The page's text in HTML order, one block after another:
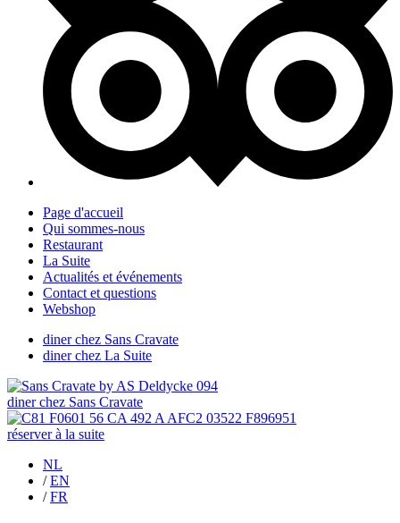
Page d'accueil
Qui sommes-nous
Restaurant
La Suite
Actualités et événements
Contact et questions
Webshop
diner chez Sans Cravate
diner chez La Suite
diner chez Sans Cravate
réserver à la suite
NL
/EN
/FR